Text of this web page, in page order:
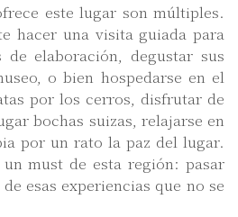
este lugar son múltiples.
hacer una visita guiada para
de elaboración, degustar sus
o bien hospedarse en el
por los cerros, disfrutar de
bochas suizas, relajarse en
por un rato la paz del lugar.
must de esta región: pasar
esas experiencias que no se